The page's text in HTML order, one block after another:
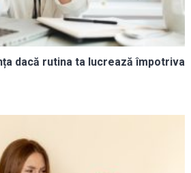
dacă rutina ta lucrează împotriva